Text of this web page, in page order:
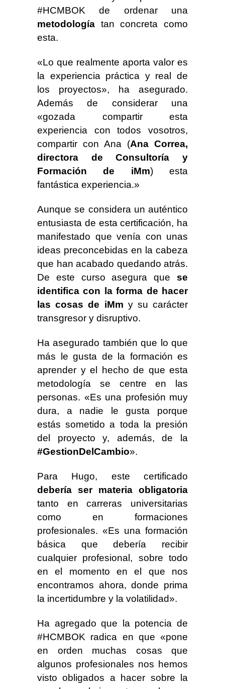
#HCMBOK de ordenar una
metodología tan concreta como
esta.
«Lo que realmente aporta valor es
la experiencia práctica y real de
los proyectos», ha asegurado.
Además de considerar una
«gozada compartir esta
experiencia con todos vosotros,
compartir con Ana (Ana Correa,
directora de Consultoría y
Formación de iMm) esta
fantástica experiencia.»
Aunque se considera un auténtico
entusiasta de esta certificación, ha
manifestado que venía con unas
ideas preconcebidas en la cabeza
que han acabado quedando atrás.
De este curso asegura que se
identifica con la forma de hacer
las cosas de iMm y su carácter
transgresor y disruptivo.
Ha asegurado también que lo que
más le gusta de la formación es
aprender y el hecho de que esta
metodología se centre en las
personas. «Es una profesión muy
dura, a nadie le gusta porque
estás sometido a toda la presión
del proyecto y, además, de la
#GestionDelCambio».
Para Hugo, este certificado
debería ser materia obligatoria
tanto en carreras universitarias
como en formaciones
profesionales. «Es una formación
básica que debería recibir
cualquier profesional, sobre todo
en el momento en el que nos
encontramos ahora, donde prima
la incertidumbre y la volatilidad».
Ha agregado que la potencia de
#HCMBOK radica en que «pone
en orden muchas cosas que
algunos profesionales nos hemos
visto obligados a hacer sobre la